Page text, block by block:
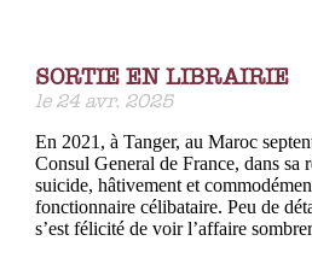
SORTIE EN LIBRAIRIE
le 24 avr. 2025
En 2021, à Tanger, au Maroc
Consul General de France, dans sa
suicide, hâtivement et
fonctionnaire célibataire. Peu de
s’est félicité de voir l’affaire